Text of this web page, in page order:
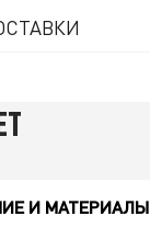
И МАТЕРИАЛЫ